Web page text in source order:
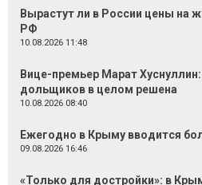
Вырастут ли в России цены на
РФ
10.08.2026 11:48
Вице-премьер Марат
дольщиков в целом решена
10.08.2026 08:40
Ежегодно в Крыму вводится
09.08.2026 16:46
«Только для достройки»: в